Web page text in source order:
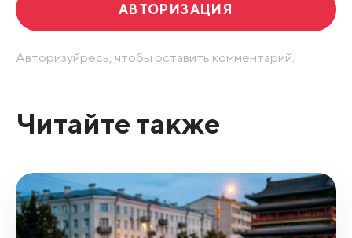
АВТОРИЗАЦИЯ
Авторизуйресь, чтобы оставить комментарий.
Читайте также